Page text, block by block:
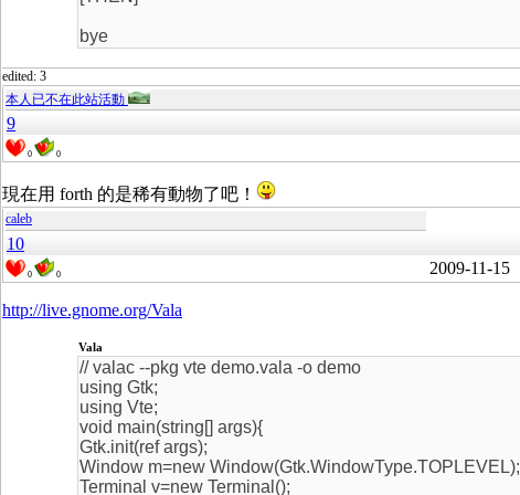
bye
edited: 3
本人已不在此站活動
9
0 0
現在用 forth 的是稀有動物了吧！
caleb
10
0 0 2009-11-15
http://live.gnome.org/Vala
Vala
// valac --pkg vte demo.vala -o demo
using Gtk;
using Vte;
void main(string[] args){
Gtk.init(ref args);
Window m=new Window(Gtk.WindowType.TOPLEVEL);
Terminal v=new Terminal();